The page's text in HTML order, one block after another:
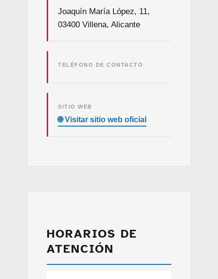
Joaquín María López, 11,
03400 Villena, Alicante
TELÉFONO DE CONTACTO
SITIO WEB
HORARIOS DE
ATENCIÓN